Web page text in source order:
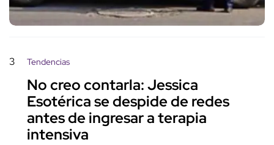
3 Tendencias
No creo contarla: Jessica
Esotérica se despide de redes
antes de ingresar a terapia
intensiva